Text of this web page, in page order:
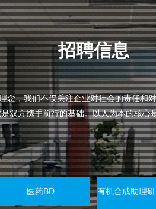
招聘信息
念，我们不仅关注企业对社会的责任
双方携手前行的基础。以人为本的核
医药BD 有机合成助理